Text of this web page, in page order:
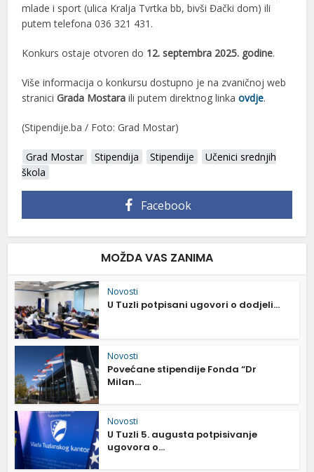
mlade i sport (ulica Kralja Tvrtka bb, bivši Đački dom) ili
putem telefona 036 321 431.
Konkurs ostaje otvoren do 12. septembra 2025. godine.
Više informacija o konkursu dostupno je na zvaničnoj web
straniciGrada Mostara ili putem direktnog linkaovdje.
(Stipendije.ba / Foto: Grad Mostar)
Grad Mostar Stipendija Stipendije
Učenici srednjih
škola
Facebook
MOŽDA VAS ZANIMA
Novosti
U Tuzli potpisani ugovori o dodjeli...
Novosti
Povećane stipendije Fonda “Dr
Milan...
Novosti
U Tuzli 5. augusta potpisivanje
ugovora o...